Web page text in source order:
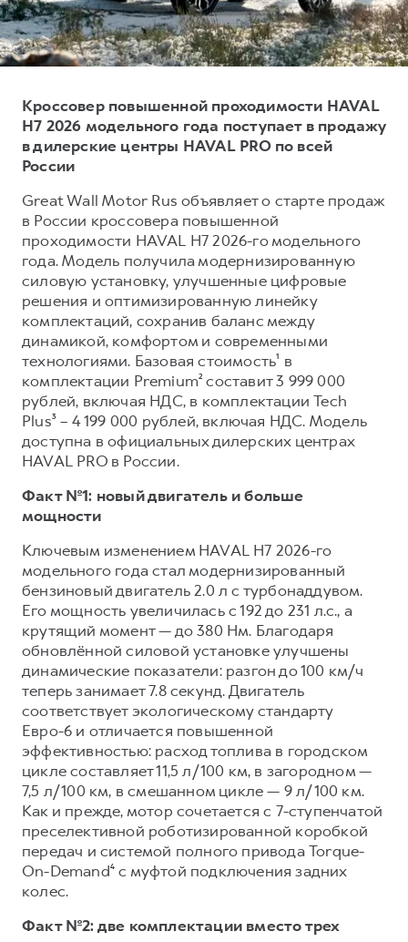
Тест-драйв
Трейд-ин
КРЕДИТ И СТРАХОВАНИЕ
Кредитный калькулятор
Страхование
Кредит
КОРПОРАТИВНЫМ КЛИЕНТАМ
Для малого бизнеса
Корпоративным клиентам
Крупным корпоративным клиентам
Система управления автопарком
Сервис для корпоративных клиентов
HAVAL Лизинг
АКСЕССУАРЫ HAVAL
Автомобильные аксессуары
Коллекция PRO
Коллекция Базовая
Коллекция Детская
СЕРВИСНОЕ ОБСЛУЖИВАНИЕ
Нулевое ТО
Регламенты технического обслуживания
Электронный ПТС
ПОДДЕРЖКА
GWM Безопасность
Гарантия HAVAL
Мобильное приложение GWM
Программа «HAVAL Защита+»
Руководства по эксплуатации
Подписки
АКСЕССУАРЫ HAVAL
Автомобильные аксессуары
Коллекция PRO
Коллекция Базовая
Коллекция Детская
О дилере
Наша команда
Кроссовер повышенной проходимости HAVAL
H7 2026 модельного года поступает в продажу
в дилерские центры HAVAL PRO по всей
России
Great Wall Motor Rus объявляет о старте продаж
в России кроссовера повышенной
проходимости HAVAL H7 2026-го модельного
года. Модель получила модернизированную
силовую установку, улучшенные цифровые
решения и оптимизированную линейку
комплектаций, сохранив баланс между
динамикой, комфортом и современными
технологиями. Базовая стоимость¹ в
комплектации Premium² составит 3 999 000
рублей, включая НДС, в комплектации Tech
Plus³ – 4 199 000 рублей, включая НДС. Модель
доступна в официальных дилерских центрах
HAVAL PRO в России.
Факт №1: новый двигатель и больше
мощности
Ключевым изменением HAVAL H7 2026-го
модельного года стал модернизированный
бензиновый двигатель 2.0 л с турбонаддувом.
Его мощность увеличилась с 192 до 231 л.с., а
крутящий момент — до 380 Нм. Благодаря
обновлённой силовой установке улучшены
динамические показатели: разгон до 100 км/ч
теперь занимает 7.8 секунд. Двигатель
соответствует экологическому стандарту
Евро-6 и отличается повышенной
эффективностью: расход топлива в городском
цикле составляет 11,5 л/100 км, в загородном —
7,5 л/100 км, в смешанном цикле — 9 л/100 км.
Как и прежде, мотор сочетается с 7-ступенчатой
преселективной роботизированной коробкой
передач и системой полного привода Torque-
On-Demand⁴ с муфтой подключения задних
колес.
Факт №2: две комплектации вместо трех